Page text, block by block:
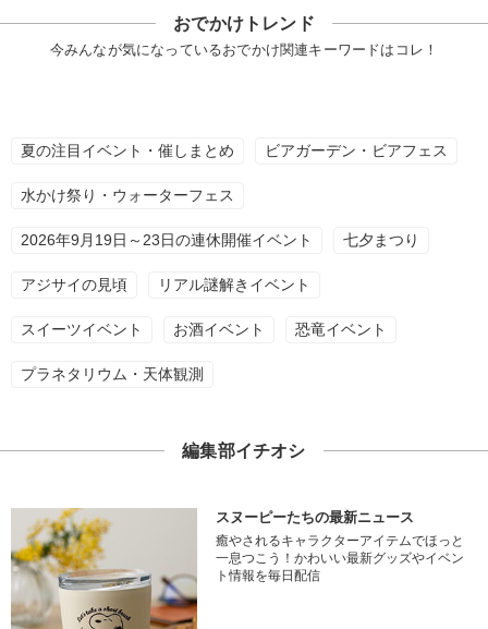
おでかけトレンド
今みんなが気になっているおでかけ関連キーワードはコレ！
夏の注目イベント・催しまとめ ビアガーデン・ビアフェス
水かけ祭り・ウォーターフェス
2026年9月19日～23日の連休開催イベント 七夕まつり
アジサイの見頃 リアル謎解きイベント
スイーツイベント お酒イベント 恐竜イベント
プラネタリウム・天体観測
編集部イチオシ
スヌーピーたちの最新ニュース
癒やされるキャラクターアイテムでほっと
一息つこう！かわいい最新グッズやイベン
ト情報を毎日配信